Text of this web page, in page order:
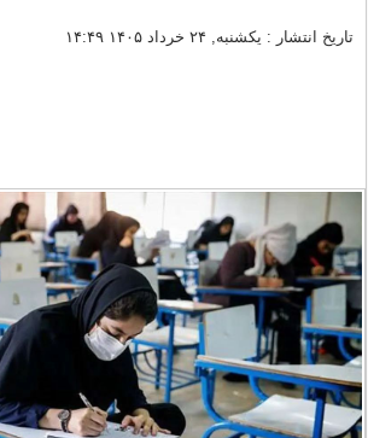
تاریخ انتشار : یکشنبه, ۲۴ خرداد ۱۴۰۵ ۱۴:۴۹